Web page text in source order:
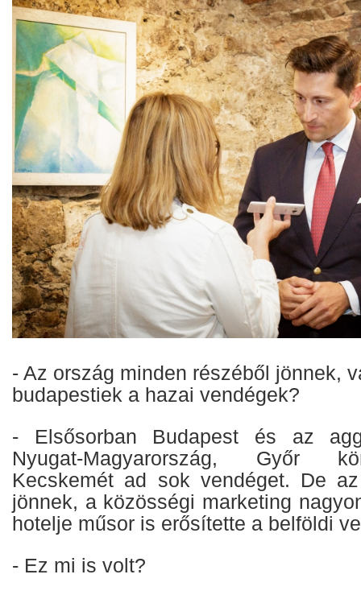
- Az ország minden részéből jönnek,
budapestiek a hazai vendégek?
- Elsősorban Budapest és az
Nyugat-Magyarország, Győr
Kecskemét ad sok vendéget. De
jönnek, a közösségi marketing
hotelje műsor is erősítette a belföldi
- Ez mi is volt?